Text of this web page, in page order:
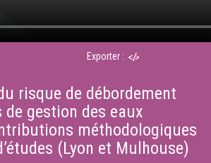
Exporter :
risque de débordement
de gestion des eaux
méthodologiques
(Lyon et Mulhouse)